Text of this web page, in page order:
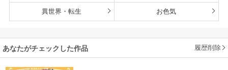
異世界・転生 お色気
あなたがチェックした作品 履歴削除